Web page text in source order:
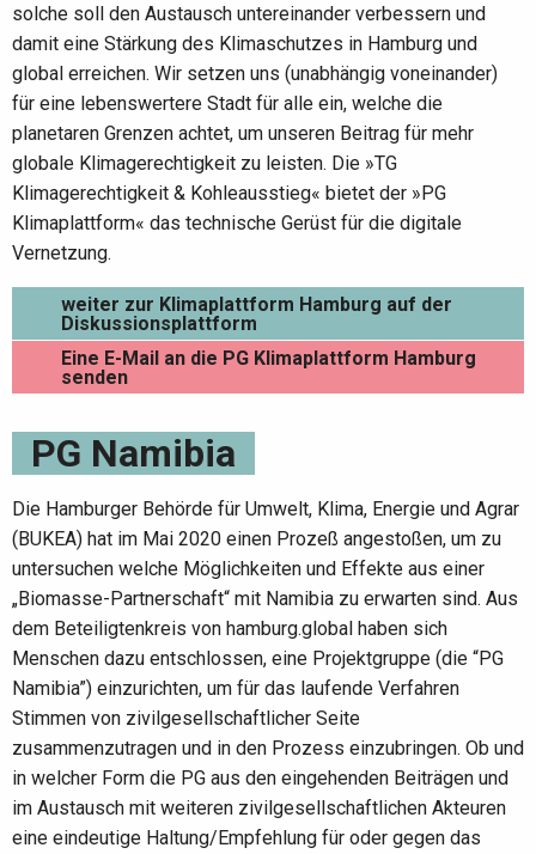
solche soll den Austausch untereinander verbessern und
damit eine Stärkung des Klimaschutzes in Hamburg und
global erreichen. Wir setzen uns (unabhängig voneinander)
für eine lebenswertere Stadt für alle ein, welche die
planetaren Grenzen achtet, um unseren Beitrag für mehr
globale Klimagerechtigkeit zu leisten. Die »TG
Klimagerechtigkeit & Kohleausstieg« bietet der »PG
Klimaplattform« das technische Gerüst für die digitale
Vernetzung.
weiter zur Klimaplattform Hamburg auf der
Diskussionsplattform
Eine E-Mail an die PG Klimaplattform Hamburg
senden
PG Namibia
Die Hamburger Behörde für Umwelt, Klima, Energie und Agrar
(BUKEA) hat im Mai 2020 einen Prozeß angestoßen, um zu
untersuchen welche Möglichkeiten und Effekte aus einer
„Biomasse-Partnerschaft“ mit Namibia zu erwarten sind. Aus
dem Beteiligtenkreis von hamburg.global haben sich
Menschen dazu entschlossen, eine Projektgruppe (die “PG
Namibia”) einzurichten, um für das laufende Verfahren
Stimmen von zivilgesellschaftlicher Seite
zusammenzutragen und in den Prozess einzubringen. Ob und
in welcher Form die PG aus den eingehenden Beiträgen und
im Austausch mit weiteren zivilgesellschaftlichen Akteuren
eine eindeutige Haltung/Empfehlung für oder gegen das